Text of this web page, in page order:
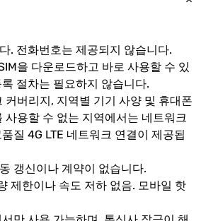
. 전화번호는 제공되지 않습니다.
을 다운로드하고 바로 사용할 수 있
절차는 필요하지 않습니다.
버리지, 지역별 기기 사양 및 휴대폰
사용할 수 없는 지역에서는 네트워크
질 4G LTE 네트워크 연결이 제공됩
갱신이나 계약이 없습니다.
제한이나 속도 저하 없음. 모바일 핫